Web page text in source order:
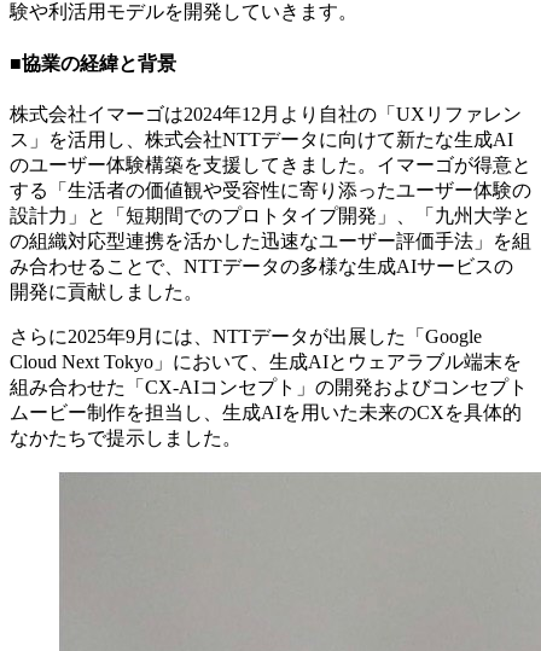
験や利活用モデルを開発していきます。
■協業の経緯と背景
株式会社イマーゴは2024年12月より自社の「UXリファレン
ス」を活用し、株式会社NTTデータに向けて新たな生成AI
のユーザー体験構築を支援してきました。イマーゴが得意と
する「生活者の価値観や受容性に寄り添ったユーザー体験の
設計力」と「短期間でのプロトタイプ開発」、「九州大学と
の組織対応型連携を活かした迅速なユーザー評価手法」を組
み合わせることで、NTTデータの多様な生成AIサービスの
開発に貢献しました。
さらに2025年9月には、NTTデータが出展した「Google
Cloud Next Tokyo」において、生成AIとウェアラブル端末を
組み合わせた「CX-AIコンセプト」の開発およびコンセプト
ムービー制作を担当し、生成AIを用いた未来のCXを具体的
なかたちで提示しました。